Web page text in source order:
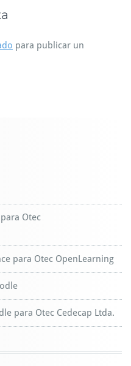
para publicar un
Otec
para Otec OpenLearning
para Otec Cedecap Ltda.